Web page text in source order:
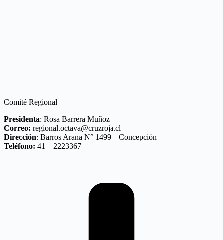
Comité Regional
Presidenta: Rosa Barrera Muñoz
Correo: regional.octava@cruzroja.cl
Dirección: Barros Arana N° 1499 – Concepción
Teléfono: 41 – 2223367